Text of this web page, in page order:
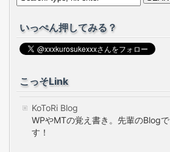
いっぺん押してみる？
こっそLink
KoToRi Blog
WPやMTの覚え書き。先輩のBlogで
す！